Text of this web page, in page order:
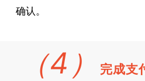
确认。
（4） 完成支